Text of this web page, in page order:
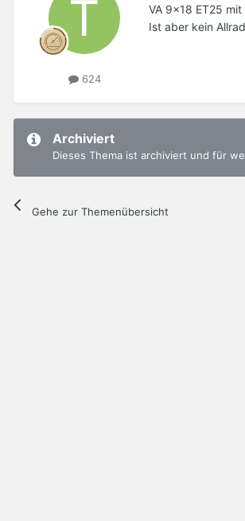
624
VA 9x18 ET25
Ist aber kein
Archiviert
Dieses Thema ist archiviert und für
Gehe zur Themenübersicht